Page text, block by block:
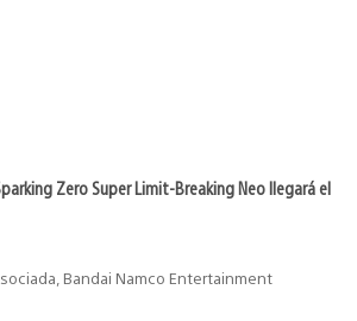
Zero Super Limit-Breaking Neo llegará el
Bandai Namco Entertainment